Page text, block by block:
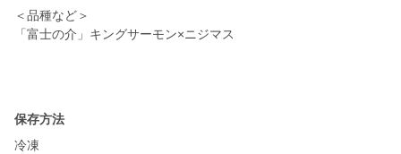
＜品種など＞
「富士の介」キングサーモン×ニジマス
保存方法
冷凍